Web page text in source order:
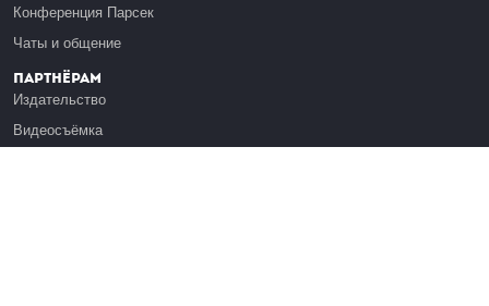
Конференция Парсек
Чаты и общение
Партнёрам
Издательство
Видеосъёмка